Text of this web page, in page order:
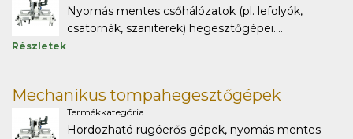
Nyomás mentes csőhálózatok (pl. lefolyók,
csatornák, szaniterek) hegesztőgépei....
Részletek
Mechanikus tompahegesztőgépek
Termékkategória
Hordozható rugóerős gépek, nyomás mentes